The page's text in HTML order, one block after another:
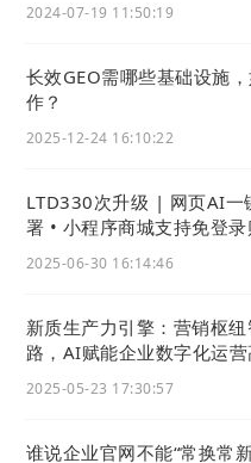
注：截图均为LTD演示账号，非
类设置、标签设置。
站上的特定区域显示
表，这样的分类功能
通过系统内的关联功能
章、商品、表单的关
制化表单，关联文章
2024-07-19 11:50:19
长效GEO需哪些基础设施
作？
2025-12-24 16:10:22
LTD330次升级 | 网页AI一
署 • 小程序商城支持免登录
2025-06-30 16:14:46
新质生产力引擎：营销枢
路，AI赋能企业数字化运营
2025-05-23 17:30:57
谁说企业官网不能“常换常